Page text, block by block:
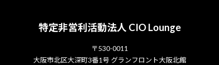
特定非営利活動法人 CIO Lounge
〒530-0011
大阪市北区大深町3番1号 グランフロント大阪北館